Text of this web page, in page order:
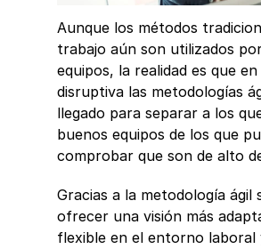
Aunque los métodos
trabajo aún son utilizados
equipos, la realidad es que
disruptiva las metodologías
llegado para separar a los
buenos equipos de los que
comprobar que son de alto
Gracias a la metodología ágil
ofrecer una visión más
flexible en el entorno laboral